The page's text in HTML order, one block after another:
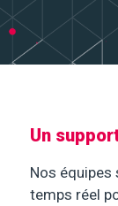
Un
Nos équipes
temps réel